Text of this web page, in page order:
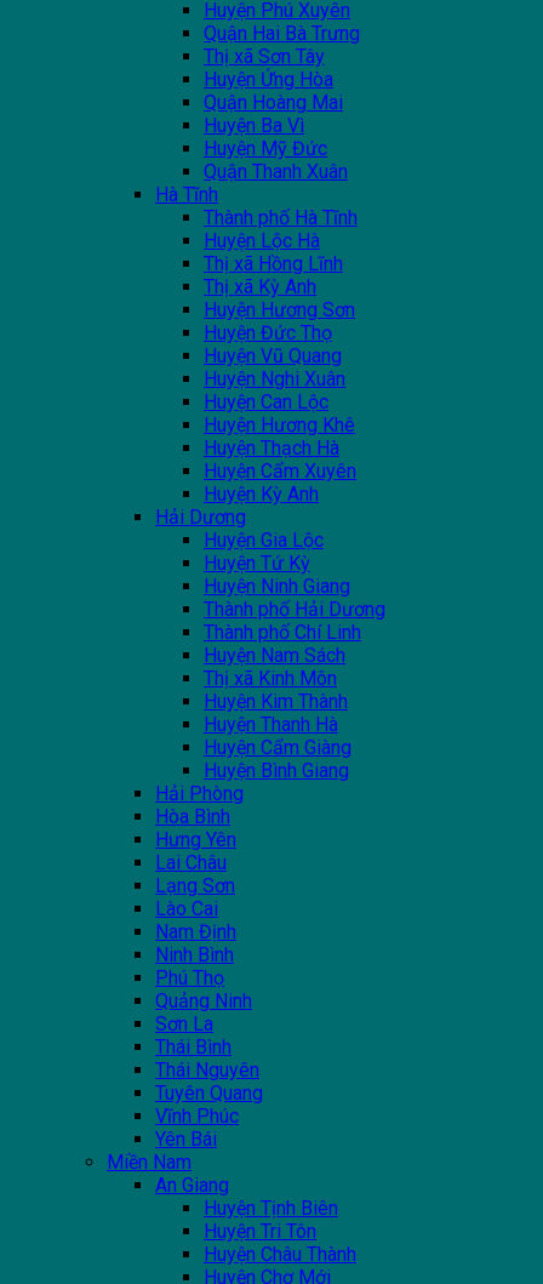
Huyện Phú Xuyên
Quận Hai Bà Trưng
Thị xã Sơn Tây
Huyện Ứng Hòa
Quận Hoàng Mai
Huyện Ba Vì
Huyện Mỹ Đức
Quận Thanh Xuân
Hà Tĩnh
Thành phố Hà Tĩnh
Huyện Lộc Hà
Thị xã Hồng Lĩnh
Thị xã Kỳ Anh
Huyện Hương Sơn
Huyện Đức Thọ
Huyện Vũ Quang
Huyện Nghi Xuân
Huyện Can Lộc
Huyện Hương Khê
Huyện Thạch Hà
Huyện Cẩm Xuyên
Huyện Kỳ Anh
Hải Dương
Huyện Gia Lộc
Huyện Tứ Kỳ
Huyện Ninh Giang
Thành phố Hải Dương
Thành phố Chí Linh
Huyện Nam Sách
Thị xã Kinh Môn
Huyện Kim Thành
Huyện Thanh Hà
Huyện Cẩm Giàng
Huyện Bình Giang
Hải Phòng
Hòa Bình
Hưng Yên
Lai Châu
Lạng Sơn
Lào Cai
Nam Định
Ninh Bình
Phú Thọ
Quảng Ninh
Sơn La
Thái Bình
Thái Nguyên
Tuyên Quang
Vĩnh Phúc
Yên Bái
Miền Nam
An Giang
Huyện Tịnh Biên
Huyện Tri Tôn
Huyện Châu Thành
Huyện Chợ Mới